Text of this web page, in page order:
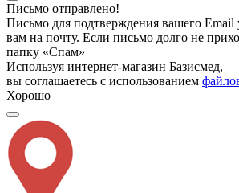
Письмо отправлено!
Письмо для подтверждения вашего Email
вам на почту. Если письмо долго не
папку «Спам»
Используя интернет-магазин Базисмед,
вы соглашаетесь с использованием
Хорошо